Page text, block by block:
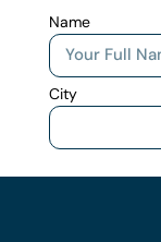
Name
City